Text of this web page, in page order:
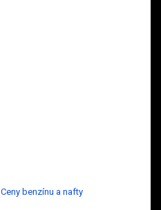
Ceny benzínu a nafty